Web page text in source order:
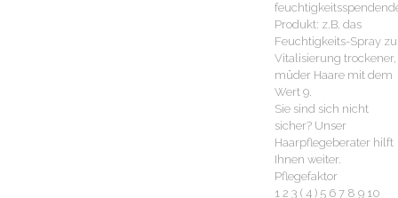
Produkt: z.B. das
Feuchtigkeits-Spray
Vitalisierung trockener,
müder Haare mit dem
Wert 9.
Sie sind sich nicht
sicher? Unser
Haarpflegeberater hilft
Ihnen weiter.
Pflegefaktor
1 2 3 ( 4 ) 5 6 7 8 9 10